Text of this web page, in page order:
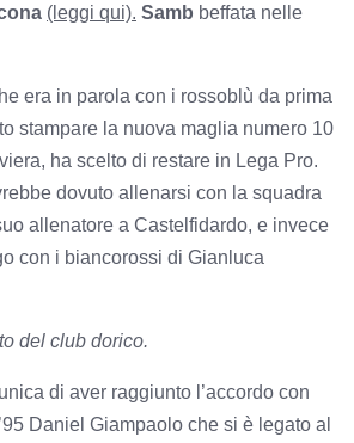
(leggi qui). Samb beffata nelle
era in parola con i rossoblù da prima
stampare la nuova maglia numero 10
ha scelto di restare in Lega Pro.
dovuto allenarsi con la squadra
allenatore a Castelfidardo, e invece
con i biancorossi di Gianluca
del club dorico.
di aver raggiunto l’accordo con
Daniel Giampaolo che si è legato al